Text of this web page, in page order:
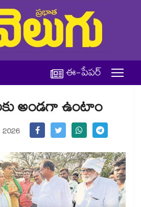
ఈ-పేపర్
అండగా ఉంటాం
2026